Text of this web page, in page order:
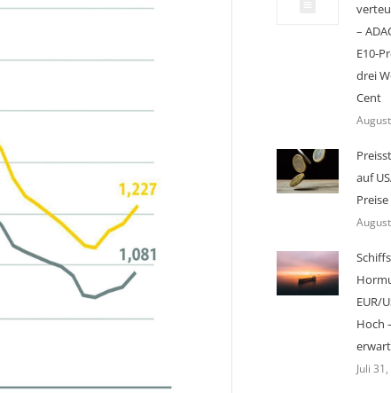
–
E10-
drei
Cent
auf
EUR/
Hoch
Juli